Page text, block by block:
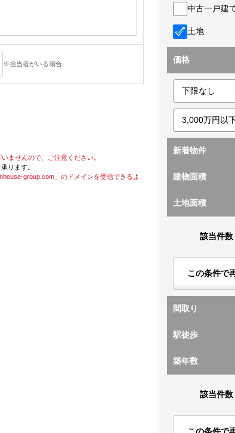
※担当者がいる場合
ませんので、ご注意ください。
ります。
group.com」のドメインを受信できるよ
中古一戸建
土地
価格
新着物件
建物面積
土地面積
該当件数
この条件で
間取り
駅徒歩
築年数
該当件数